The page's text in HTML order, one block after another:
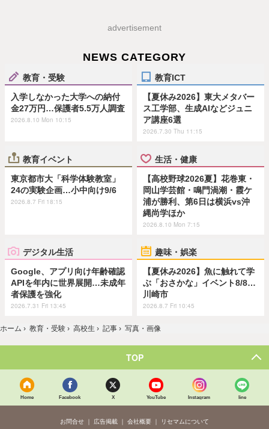
advertisement
NEWS CATEGORY
教育・受験
入学しなかった大学への納付
金27万円…保護者5.5万人調査
2026.8.10 Mon 10:15
教育ICT
【夏休み2026】東大メタバー
ス工学部、生成AIなどジュニ
ア講座6選
2026.7.30 Thu 11:15
教育イベント
東京都市大「科学体験教室」
24の実験企画…小中向け9/6
2026.8.7 Fri 18:15
生活・健康
【高校野球2026夏】花巻東・
岡山学芸館・鳴門渦潮・霞ケ
浦が勝利、第6日は横浜vs沖
縄尚学ほか
2026.8.10 Mon 7:15
デジタル生活
Google、アプリ向け年齢確認
APIを年内に世界展開…未成年
者保護を強化
2026.7.31 Fri 13:45
趣味・娯楽
【夏休み2026】魚に触れて学
ぶ「おさかな」イベント8/8…
川崎市
2026.8.7 Fri 10:45
ホーム › 教育・受験 › 高校生 › 記事 › 写真・画像
TOP
Home Facebook X YouTube Instagram line
お問合せ 広告掲載 会社概要
リセマムについて